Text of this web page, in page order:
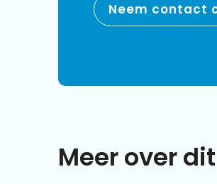
Neem contact
Meer over